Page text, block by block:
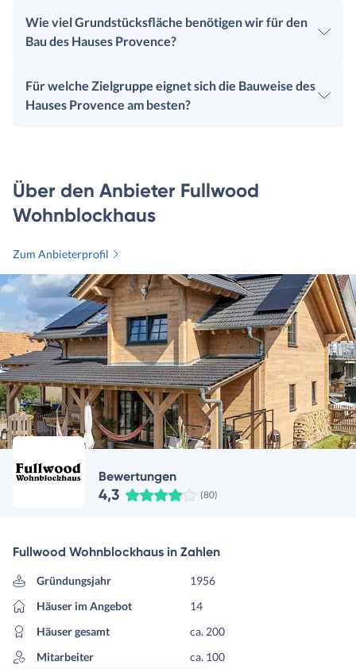
Wie viel Grundstücksfläche benötigen wir für den
Bau des Hauses Provence?
Für welche Zielgruppe eignet sich die Bauweise des
Hauses Provence am besten?
Über den Anbieter Fullwood
Wohnblockhaus
Zum Anbieterprofil
Bewertungen
4,3 (80)
Fullwood Wohnblockhaus in Zahlen
Gründungsjahr
1956
Häuser im Angebot
14
Häuser gesamt
ca. 200
Mitarbeiter
ca. 100